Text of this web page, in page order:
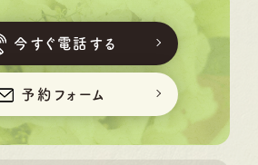
今すぐ電話する
予約フォーム